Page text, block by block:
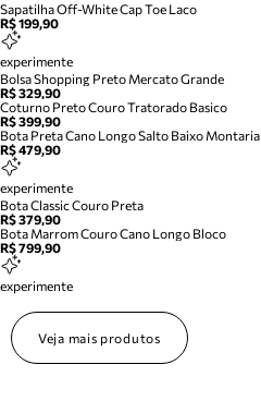
Sapatilha Off-White Cap Toe Laco
R$ 199,90
experimente
Bolsa Shopping Preto Mercato Grande
R$ 329,90
Coturno Preto Couro Tratorado Basico
R$ 399,90
Bota Preta Cano Longo Salto Baixo Montaria
R$ 479,90
experimente
Bota Classic Couro Preta
R$ 379,90
Bota Marrom Couro Cano Longo Bloco
R$ 799,90
experimente
Veja mais produtos